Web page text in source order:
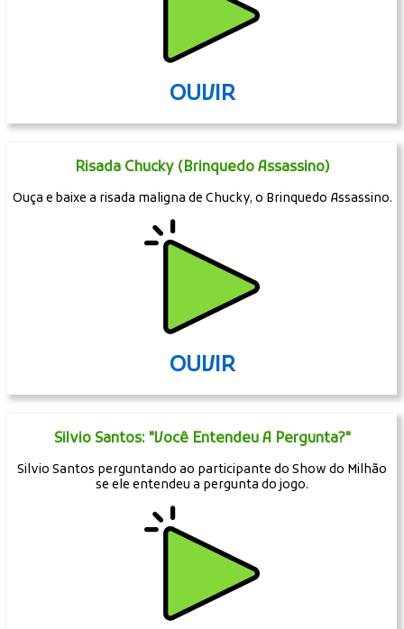
OUVIR
Risada Chucky (Brinquedo Assassino)
Ouça e baixe a risada maligna de Chucky, o Brinquedo Assassino.
OUVIR
Silvio Santos: "Você Entendeu A Pergunta?"
Silvio Santos perguntando ao participante do Show do Milhão
se ele entendeu a pergunta do jogo.